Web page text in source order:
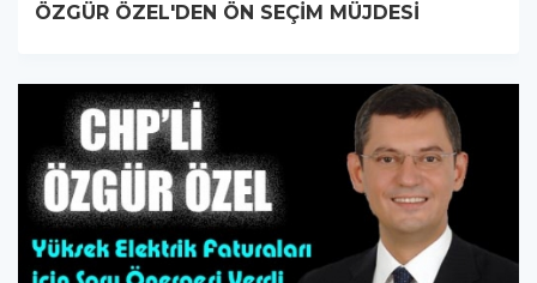
ÖZGÜR ÖZEL'DEN ÖN SEÇİM MÜJDESİ